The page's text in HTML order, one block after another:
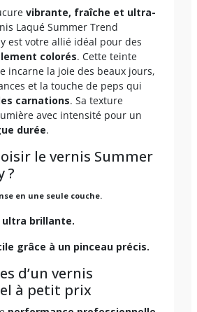
vibrante, fraîche et ultra-
Laqué Summer Trend
est votre allié idéal pour des
colorés. Cette teinte
incarne la joie des beaux jours,
et la touche de peps qui
carnations. Sa texture
avec intensité pour un
durée.
le vernis Summer
?
en une seule couche.
ultra brillante.
grâce à un pinceau précis.
d’un vernis
à petit prix